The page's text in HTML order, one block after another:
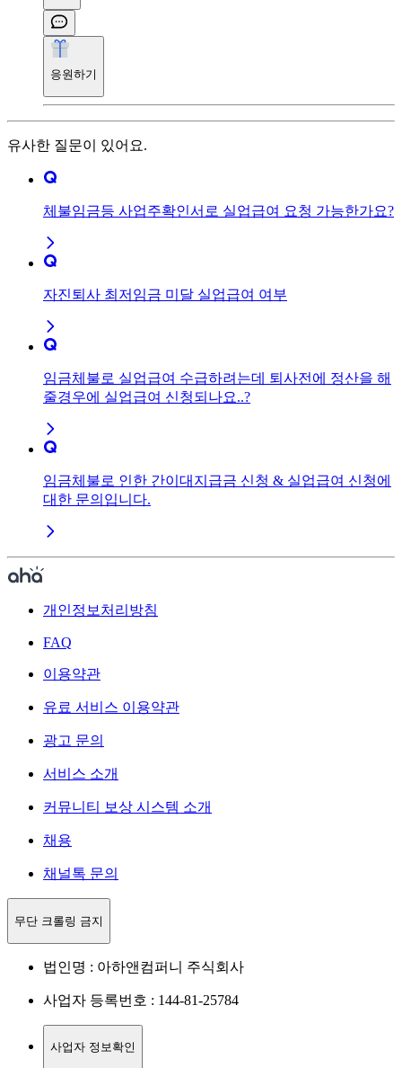
응원하기
유사한 질문이 있어요.
체불임금등 사업주확인서로 실업급여 요청 가능한가요?
자진퇴사 최저임금 미달 실업급여 여부
임금체불로 실업급여 수급하려는데 퇴사전에 정산을 해
줄경우에 실업급여 신청되나요..?
임금체불로 인한 간이대지급금 신청 & 실업급여 신청에
대한 문의입니다.
개인정보처리방침
FAQ
이용약관
유료 서비스 이용약관
광고 문의
서비스 소개
커뮤니티 보상 시스템 소개
채용
채널톡 문의
무단 크롤링 금지
법인명 : 아하앤컴퍼니 주식회사
사업자 등록번호 : 144-81-25784
사업자 정보확인